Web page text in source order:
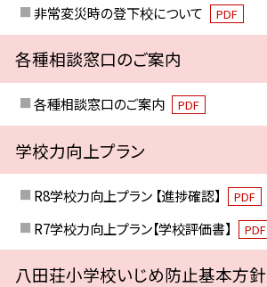
非常変災時の登下校について PDF
各種相談窓口のご案内
各種相談窓口のご案内 PDF
学校力向上プラン
R8学校力向上プラン 【進捗確認】 PDF
R7学校力向上プラン【学校評価書】 PDF
八田荘小学校いじめ防止基本方針